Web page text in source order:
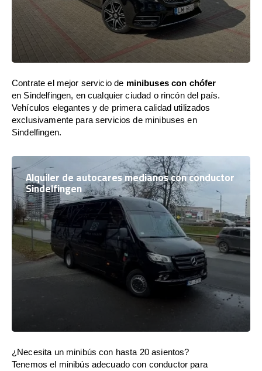
Contrate el mejor servicio de minibuses con chófer
en Sindelfingen, en cualquier ciudad o rincón del país.
Vehículos elegantes y de primera calidad utilizados
exclusivamente para servicios de minibuses en
Sindelfingen.
Alquiler de autocares medianos con conductor
Sindelfingen
¿Necesita un minibús con hasta 20 asientos?
Tenemos el minibús adecuado con conductor para